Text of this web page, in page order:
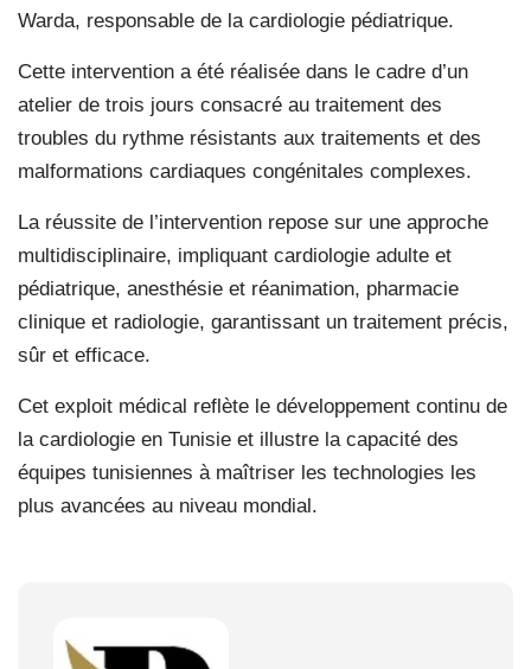
Warda, responsable de la cardiologie pédiatrique.
Cette intervention a été réalisée dans le cadre d’un
atelier de trois jours consacré au traitement des
troubles du rythme résistants aux traitements et des
malformations cardiaques congénitales complexes.
La réussite de l’intervention repose sur une approche
multidisciplinaire, impliquant cardiologie adulte et
pédiatrique, anesthésie et réanimation, pharmacie
clinique et radiologie, garantissant un traitement précis,
sûr et efficace.
Cet exploit médical reflète le développement continu de
la cardiologie en Tunisie et illustre la capacité des
équipes tunisiennes à maîtriser les technologies les
plus avancées au niveau mondial.